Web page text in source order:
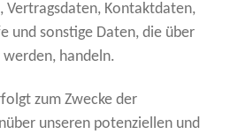
Vertragsdaten, Kontaktdaten,
und sonstige Daten, die über
handeln.
zum Zwecke der
unseren potenziellen und